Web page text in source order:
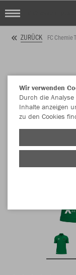
ZURÜCK FC Chemie
Wir verwenden
Durch die
Inhalte anzeigen
zu den Cookies